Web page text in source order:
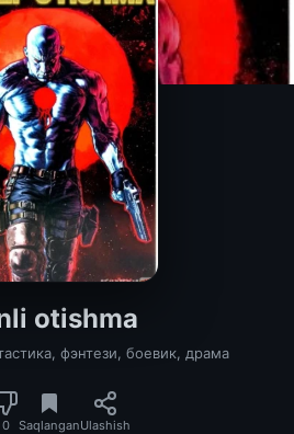
otishma
Uzbek tilida 2020
, фэнтези, боевик, драма
0 SaqlanganUlashish